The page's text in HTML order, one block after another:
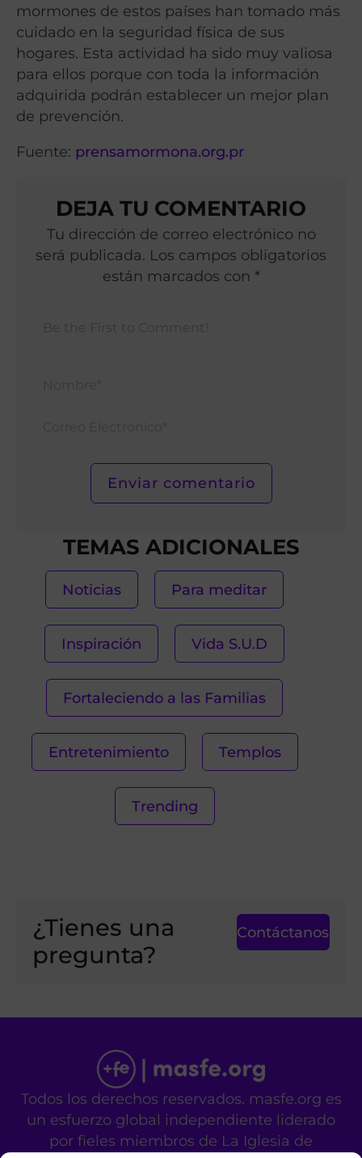
mormones de estos países han tomado más
cuidado en la seguridad física de sus
hogares. Esta actividad ha sido muy valiosa
para ellos porque con toda la información
adquirida podrán establecer un mejor plan
de prevención.
Fuente: prensamormona.org.pr
DEJA TU COMENTARIO
Tu dirección de correo electrónico no
será publicada. Los campos obligatorios
están marcados con *
TEMAS ADICIONALES
Noticias Para meditar
Inspiración Vida S.U.D
Fortaleciendo a las Familias
Entretenimiento Templos
Trending
¿Tienes una
pregunta?
Contáctanos
Todos los derechos reservados. masfe.org es
un esfuerzo global independiente liderado
por fieles miembros de La Iglesia de